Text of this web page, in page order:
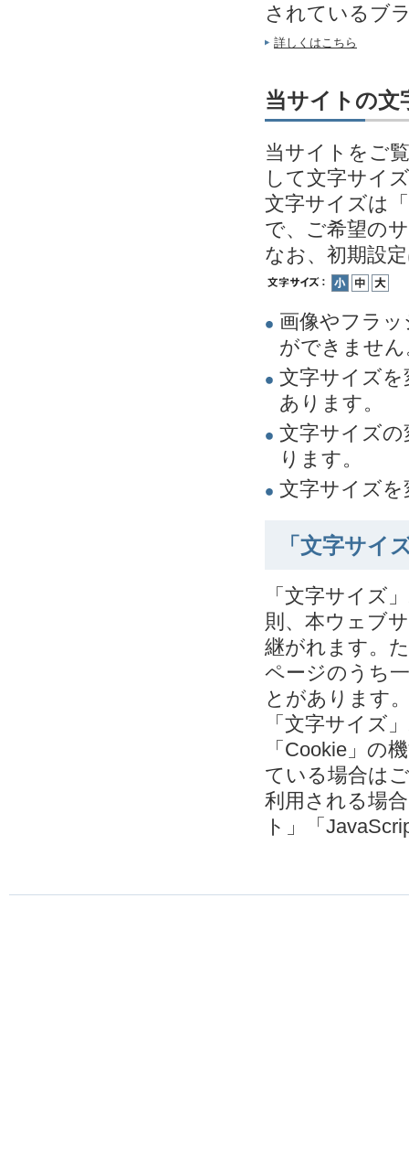
されているブ
詳しくはこちら
当サイトの文
当サイトをご
して文字サイ
文字サイズは
で、ご希望の
なお、初期設
画像やフラ
ができません
文字サイズ
あります。
文字サイズ
ります。
文字サイズ
「文字サイ
「文字サイズ
則、本ウェブ
継がれます。
ページのうち
とがあります
「文字サイズ
「Cookie」の
ている場合は
利用される場
ト」「